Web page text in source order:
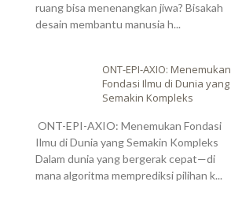
ruang bisa menenangkan jiwa? Bisakah
desain membantu manusia h...
ONT-EPI-AXIO: Menemukan
Fondasi Ilmu di Dunia yang
Semakin Kompleks
ONT-EPI-AXIO: Menemukan Fondasi
Ilmu di Dunia yang Semakin Kompleks
Dalam dunia yang bergerak cepat—di
mana algoritma memprediksi pilihan k...